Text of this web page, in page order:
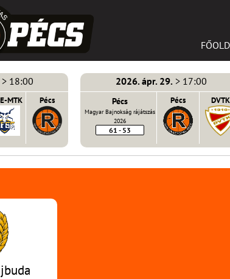
18:00
MTK Pécs
2026. ápr. 29.> 17:00
Pécs
Magyar Bajnokság rájátszás
2026
61 - 53
Pécs DVTK